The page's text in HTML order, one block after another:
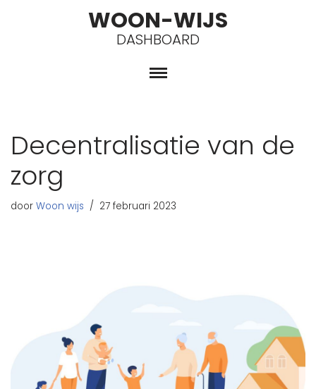
WOON-WIJS
DASHBOARD
Decentralisatie van de
zorg
door Woon wijs 27 februari 2023